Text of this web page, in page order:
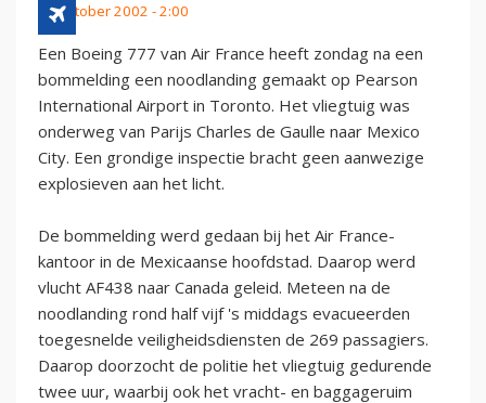
21 oktober 2002 - 2:00
Een Boeing 777 van Air France heeft zondag na een
bommelding een noodlanding gemaakt op Pearson
International Airport in Toronto. Het vliegtuig was
onderweg van Parijs Charles de Gaulle naar Mexico
City. Een grondige inspectie bracht geen aanwezige
explosieven aan het licht.
De bommelding werd gedaan bij het Air France-
kantoor in de Mexicaanse hoofdstad. Daarop werd
vlucht AF438 naar Canada geleid. Meteen na de
noodlanding rond half vijf 's middags evacueerden
toegesnelde veiligheidsdiensten de 269 passagiers.
Daarop doorzocht de politie het vliegtuig gedurende
twee uur, waarbij ook het vracht- en baggageruim